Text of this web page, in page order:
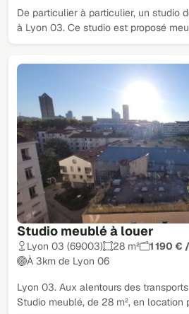
De particulier à particulier, un studio
à Lyon 03. Ce studio est proposé
Studio meublé à louer
Lyon 03 (69003) 28 m²
1 190 €
À 3km de Lyon 06
Lyon 03. Aux alentours des
Studio meublé, de 28 m², en location